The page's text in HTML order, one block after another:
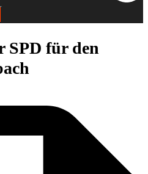
SPD für den